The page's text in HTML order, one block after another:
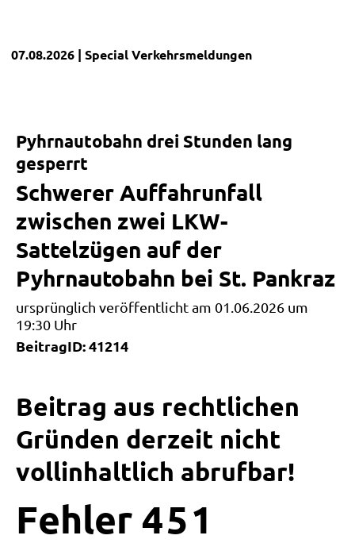
07.08.2026 | SpecialVerkehrsmeldungen
Pyhrnautobahn drei Stunden lang
gesperrt
Schwerer Auffahrunfall
zwischen zwei LKW-
Sattelzügen auf der
Pyhrnautobahn bei St. Pankraz
ursprünglich veröffentlicht am 01.06.2026 um
19:30 Uhr
BeitragID: 41214
Beitrag aus rechtlichen
Gründen derzeit nicht
vollinhaltlich abrufbar!
Fehler 4 5 1